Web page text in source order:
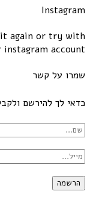
Instagram
it again or try with
account.
שמרו על קשר
כדאי לך להירשם